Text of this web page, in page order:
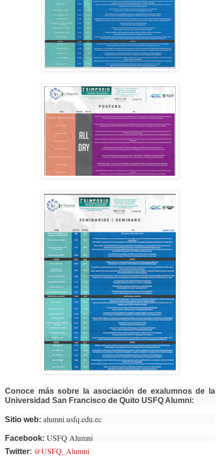
Conoce más sobre la asociación de exalumnos de la
Universidad San Francisco de Quito USFQ Alumni:
Sitio web: alumni.usfq.edu.ec
Facebook: USFQ Alumni
Twitter: @USFQ_Alumni